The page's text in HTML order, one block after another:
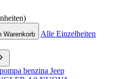
Warenkorb
Alle Einzelheiten